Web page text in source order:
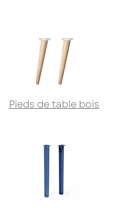
Pieds de table bois